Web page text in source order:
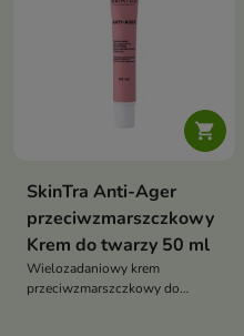

SkinTra Anti-Ager
przeciwzmarszczkowy
Krem do twarzy 50 ml
Wielozadaniowy krem
przeciwzmarszczkowy do